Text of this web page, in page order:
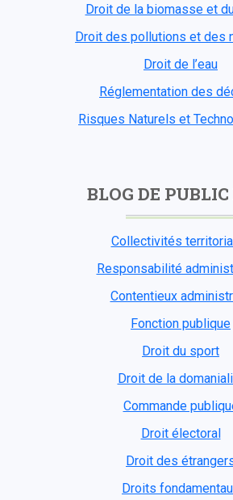
Droit de la biomasse et
Droit des pollutions et des
Droit de l’eau
Réglementation des
Risques Naturels et
BLOG DE
Collectivités
Responsabilité
Contentieux
Fonction publique
Droit du sport
Droit de la
Commande
Droit électoral
Droit des
Droits